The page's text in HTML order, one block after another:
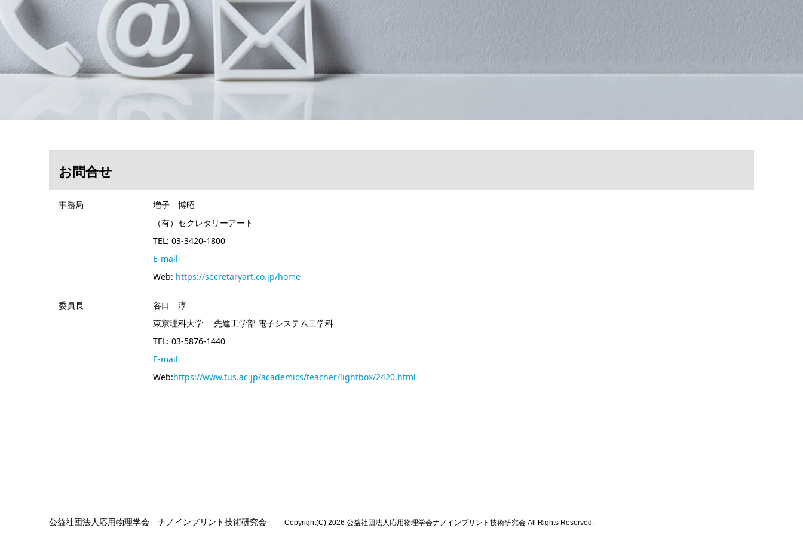
お問合せ
事務局
増子 博昭
（有）セクレタリーアート
TEL: 03-3420-1800
E-mail
Web: https://secretaryart.co.jp/home
委員長
谷口 淳
東京理科大学 先進工学部 電子システム工学科
TEL: 03-5876-1440
E-mail
Web:https://www.tus.ac.jp/academics/teacher/lightbox/2420.html
公益社団法人応用物理学会 ナノインプリント技術研究会 Copyright(C) 2026 公益社団法人応用物理学会ナノインプリント技術研究会 All Rights Reserved.